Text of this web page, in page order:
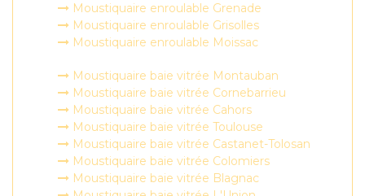
Moustiquaire enroulable Grenade
Moustiquaire enroulable Grisolles
Moustiquaire enroulable Moissac
Moustiquaire baie vitrée Montauban
Moustiquaire baie vitrée Cornebarrieu
Moustiquaire baie vitrée Cahors
Moustiquaire baie vitrée Toulouse
Moustiquaire baie vitrée Castanet-Tolosan
Moustiquaire baie vitrée Colomiers
Moustiquaire baie vitrée Blagnac